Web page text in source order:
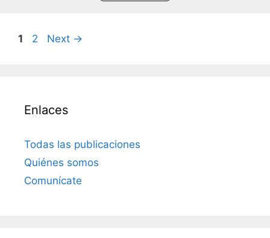
Page
1 Page
2 Next →
Enlaces
Todas las publicaciones
Quiénes somos
Comunícate